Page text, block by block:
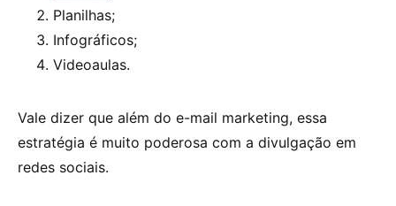
Planilhas;
Infográficos;
Videoaulas.
Vale dizer que além do e-mail marketing, essa
estratégia é muito poderosa com a divulgação em
redes sociais.